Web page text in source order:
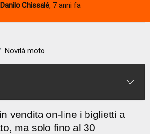
Danilo Chissalé, 7 anni fa
Novità moto
vendita on-line i biglietti a
ma solo fino al 30